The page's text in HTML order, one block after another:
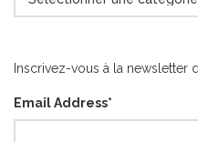
articles
Inscrivez-vous à la newsletter
Email Address*